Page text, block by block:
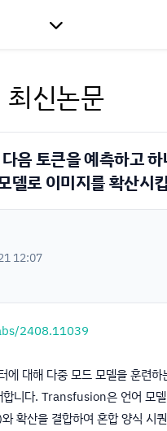
최신논문
음 토큰을 예측하고 하
로 이미지를 확산시
12:07
2408.11039
에 대해 다중 모드 모델을 훈련하
니다. Transfusion은 언어 모델
확산을 결합하여 혼합 양식 시